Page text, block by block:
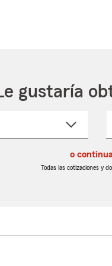
gustaría
o
Todas las cotizaciones y